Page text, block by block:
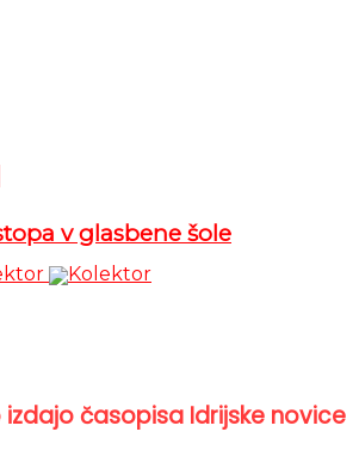
v glasbene šole
izdajo časopisa Idrijske novice